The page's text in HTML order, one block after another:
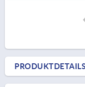
PRODUKTDETAILS